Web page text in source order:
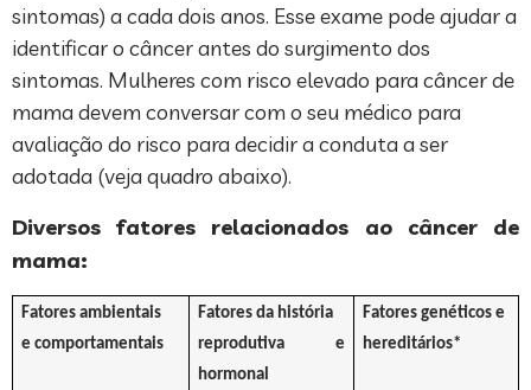
sintomas) a cada dois anos. Esse exame pode ajudar a
identificar o câncer antes do surgimento dos
sintomas. Mulheres com risco elevado para câncer de
mama devem conversar com o seu médico para
avaliação do risco para decidir a conduta a ser
adotada (veja quadro abaixo).
Diversos fatores relacionados ao câncer de
mama:
Fatores ambientais
e comportamentais
Fatores da história
reprodutiva e
hormonal
Fatores genéticos e
hereditários*